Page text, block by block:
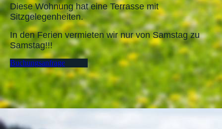
Diese Wohnung hat eine Terrasse mit
Sitzgelegenheiten.
In den Ferien vermieten wir nur von Samstag zu
Samstag!!!
Buchungsanfrage